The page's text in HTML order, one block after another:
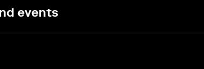
events